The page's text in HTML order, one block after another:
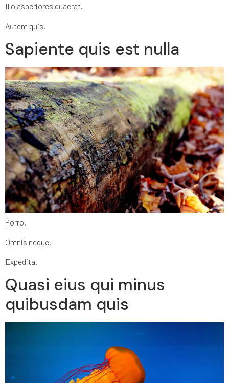
Illo asperiores quaerat.
Autem quis.
Sapiente quis est nulla
Porro.
Omnis neque.
Expedita.
Quasi eius qui minus
quibusdam quis